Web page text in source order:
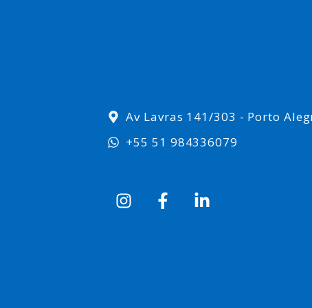
Av Lavras 141/303 - Porto
+55 51 984336079